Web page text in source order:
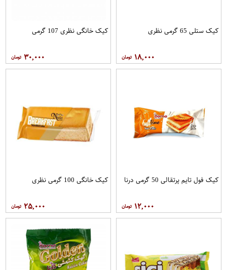
کیک ستلی 65 گرمی نظری
۱۸,۰۰۰
کیک خانگی نظری 107 گرمی
۳۰,۰۰۰
کیک فول تایم پرتقالی 50 گرمی درنا
۱۲,۰۰۰
کیک خانگی 100 گرمی نظری
۲۵,۰۰۰